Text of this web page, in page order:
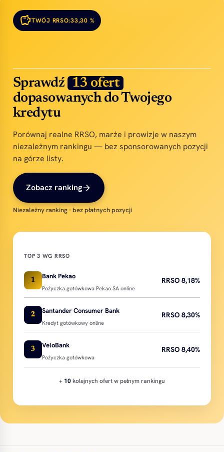
savingsTWÓJ RRSO:33,30 %
Sprawdź 13 ofert
dopasowanych do Twojego
kredytu
Porównaj realne RRSO, marże i prowizje w naszym
niezależnym rankingu — bez sponsorowanych pozycji
na górze listy.
Zobacz rankingarrow_forward
Niezależny ranking · bez płatnych pozycji
TOP 3 WG RRSO
1 Bank Pekao
Pożyczka gotówkowa Pekao SA online
RRSO 8,18%
2 Santander Consumer Bank
Kredyt gotówkowy online
RRSO 8,30%
3 VeloBank
Pożyczka gotówkowa
RRSO 8,40%
+ 10kolejnych ofert w pełnym rankingu